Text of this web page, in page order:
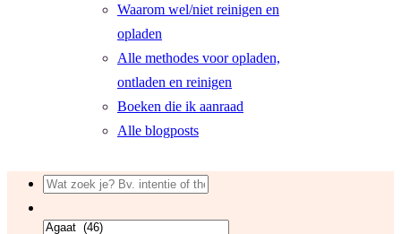
Waarom wel/niet reinigen en
opladen
Alle methodes voor opladen,
ontladen en reinigen
Boeken die ik aanraad
Alle blogposts